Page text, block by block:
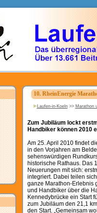
10. RheinEnergie
Laufen-in-Koeln>> Marathon
Zum Jubiläum lockt
Handbiker können 2010
Am 25. April 2010 findet
in den Vorjahren am
sehenswürdigen
historische Rathaus. Das
Neuerungen mit sich:
integriert. Dabei teilen
ganze Marathon-Erlebnis
und Handbiker über die
Kennedybrücke ein Start
zum Jubiläum den 21,1
den Start. „Gemeinsam